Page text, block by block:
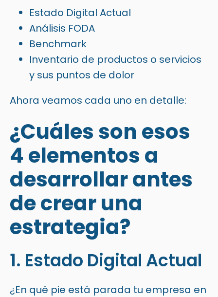
Estado Digital Actual
Análisis FODA
Benchmark
Inventario de productos o servicios
y sus puntos de dolor
Ahora veamos cada uno en detalle:
¿Cuáles son esos
4 elementos a
desarrollar antes
de crear una
estrategia?
1. Estado Digital Actual
¿En qué pie está parada tu empresa en